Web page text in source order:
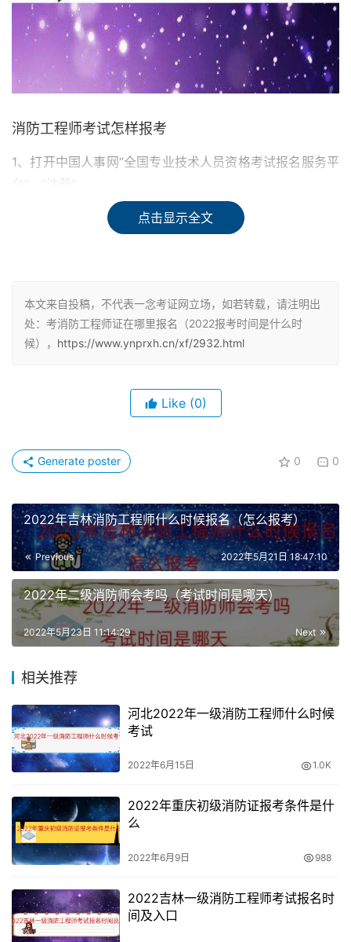
消防工程师考试怎样报考
1、打开中国人事网“全国专业技术人员资格考试报名服务平
台”，“注册”。
2、阅读“专业技术人员资格考试网上报名协议”，并下方“接
4、设置“用户名”、“密码”，如实填写个人基本信息。
报考人员须本人携带《报名表》、本人身份证明（身份证、
军官证、机动车驾驶证）、学历证书、学位证书，报考级别
一考试取得的一级注册建筑师、勘察设计各专业注册工程师
场资格审核。
6、审核通过，网上缴费
确认通过的应试人员，可进入缴费页面进行缴费。未在网上
缴费成功的应试人员，报名无效。
消防工程师考试好考吗
注册消防工程师注册在公安部消防局，责任重大，国家绝对
不允许出现色目混珠的现象，公安部为保证消防执业质量，
对于考生的技术素质、应用能力要求也更高。因此消防考试
对于考生的综合性、专业性进行全面考察。
例分析，综合能力，加起来差不多一万个知识点。考点纷繁
复杂，是一个偏文科的证书考试，需要你花大量的时间理
解、背诵知识点。这种情况下如果是死记硬背的话，学习效
式去总结归纳知识点是一个不错的方法。
消防考试的成绩有三年的有效期，也就是说考生也可以考虑
点击显示全文
本文来自投稿，不代表一念考证网立场，如若转载，请注明出
处：考消防工程师证在哪里报名（2022报考时间是什么时
候）， https://www.ynprxh.cn/xf/2932.html
Like (0)
0 0
Generate poster
2022年吉林消防工程师什么时候报名（怎么报考）
Previous 2022年5月21日 18:47:10
2022年二级消防师会考吗（考试时间是哪天）
Next
2022年5月23日 11:14:29
相关推荐
河北2022年一级消防工程师什么时候
考试
2022年6月15日 1.0K
2022年重庆初级消防证报考条件是什
么
2022年6月9日 988
2022吉林一级消防工程师考试报名时
间及入口